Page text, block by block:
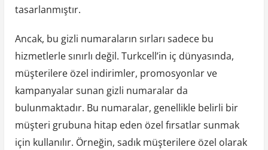
tasarlanmıştır.
Ancak, bu gizli numaraların sırları sadece bu
hizmetlerle sınırlı değil. Turkcell’in iç dünyasında,
müşterilere özel indirimler, promosyonlar ve
kampanyalar sunan gizli numaralar da
bulunmaktadır. Bu numaralar, genellikle belirli bir
müşteri grubuna hitap eden özel fırsatlar sunmak
için kullanılır. Örneğin, sadık müşterilere özel olarak